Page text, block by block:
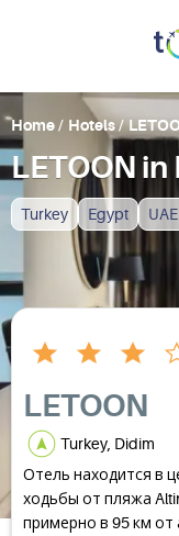
Turkey Egypt UAE
Home/ Hotels/
LETOON
LETOON
Turkey, Didim
Отель находится в
ходьбы от пляжа
примерно в 95 км